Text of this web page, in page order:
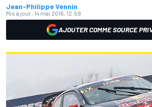
Jean-Philippe Vennin
Mis à jour: 14 mai 2016, 12:59
AJOUTER COMME SOURCE